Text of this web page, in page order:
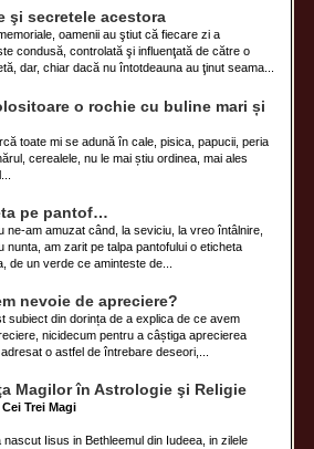
şi secretele acestora
oamenii au ştiut că fiecare zi a
condusă, controlată şi influenţată de către o
dar, chiar dacă nu întotdeauna au ţinut seama...
o rochie cu buline mari și
toate mi se adună în cale, pisica, papucii, peria
cerealele, nu le mai știu ordinea, mai ales
pe pantof…
ne-am amuzat când, la seviciu, la vreo întâlnire,
nunta, am zarit pe talpa pantofului o eticheta
de un verde ce aminteste de...
nevoie de apreciere?
subiect din dorința de a explica de ce avem
nicidecum pentru a câștiga aprecierea
o astfel de întrebare deseori,...
Magilor în Astrologie şi Religie
Trei Magi
nascut Iisus in Bethleemul din Iudeea, in zilele